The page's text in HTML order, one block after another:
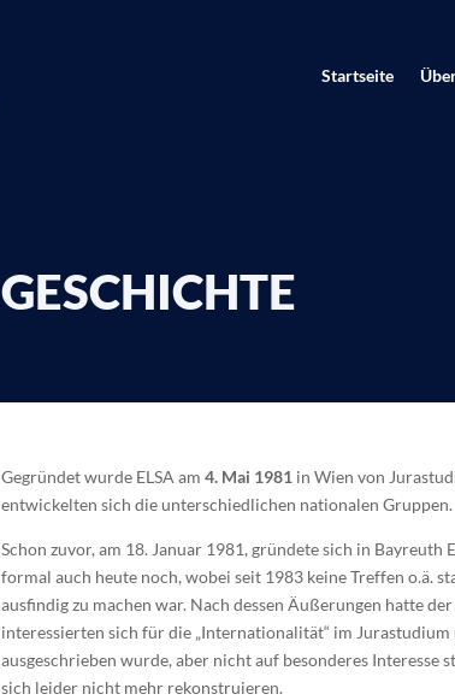
Startseite
GESCHICHTE
Gegründet wurde ELSA am 4. Mai 1981 in Wien von
entwickelten sich die unterschiedlichen nationalen Gruppen.
Schon zuvor, am 18. Januar 1981, gründete sich in
formal auch heute noch, wobei seit 1983 keine Treffen o.ä.
ausfindig zu machen war. Nach dessen Äußerungen hatte
interessierten sich für die „Internationalität“ im
ausgeschrieben wurde, aber nicht auf besonderes
sich leider nicht mehr rekonstruieren.